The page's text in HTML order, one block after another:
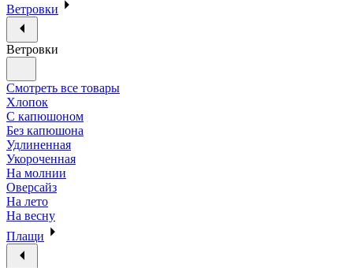
Ветровки
Ветровки
Смотреть все товары
Хлопок
С капюшоном
Без капюшона
Удлиненная
Укороченная
На молнии
Оверсайз
На лето
На весну
Плащи